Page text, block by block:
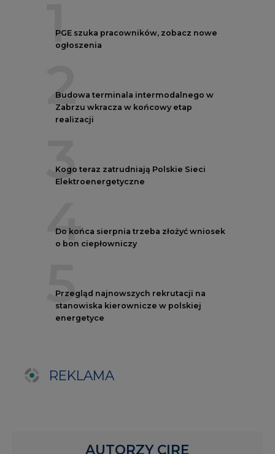
4
Do końca sierpnia trzeba złożyć wniosek
5
Przegląd najnowszych rekrutacji na
stanowiska kierownicze w polskiej
REKLAMA
Janusz
Pietruszyński
REDAKTOR NACZELNY
Kędzierski